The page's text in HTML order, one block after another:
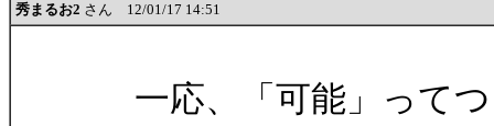
秀まるお2 さん 12/01/17 14:51
一応、「可能」って